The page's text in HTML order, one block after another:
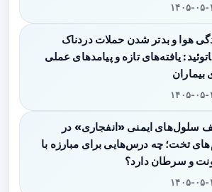
۰۵-۱۵
هوا و بدتر شدن حملات دردناک
یافته‌های تازه و پیامدهای عملی
بیماران
۰۵-۱۵
سلول‌های ایمنی «انفجاری» در
تخت؛ چه درس‌هایی برای مبارزه با
و سرطان دارد؟
۰۵-۱۵